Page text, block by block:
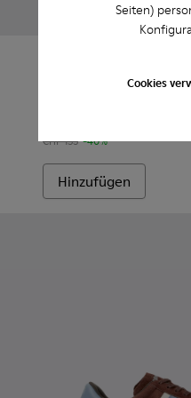
Seiten)
Cookies
aus Textil und Nubuk für
Sneaker aus Textil und
- Mehrfarbiger
Pelotas Soller -
Pelotas Soller
CHF 155 -40%
Hinzufügen